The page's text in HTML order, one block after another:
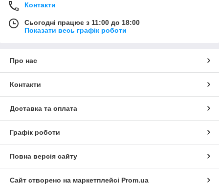
Контакти
Сьогодні працює з 11:00 до 18:00
Показати весь графік роботи
Про нас
Контакти
Доставка та оплата
Графік роботи
Повна версія сайту
Сайт створено на маркетплейсі Prom.ua